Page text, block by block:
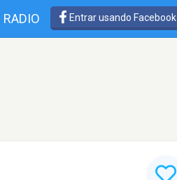
RADIO Entrar usando Facebook